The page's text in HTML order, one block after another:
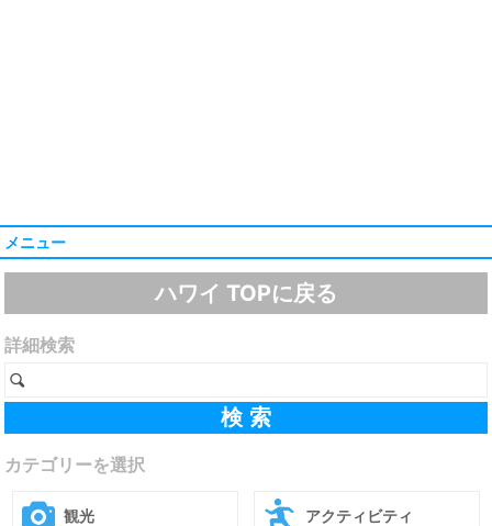
メニュー
ハワイ TOPに戻る
詳細検索
カテゴリーを選択
観光 アクティビティ